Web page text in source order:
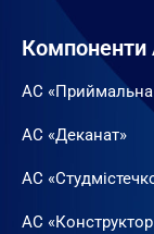
АС «Приймальна
АС «Деканат»
АС
АС «Конструктор